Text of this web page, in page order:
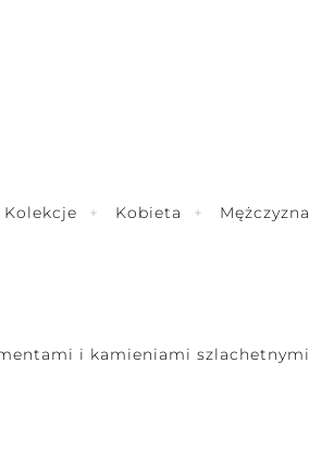
Kolekcje Kobieta Mężczyzna
i kamieniami szlachetnymi